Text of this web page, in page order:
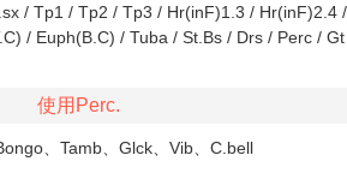
/ Tp1 / Tp2 / Tp3 / Hr(inF)1.3 / Hr(inF)2.4 /
/ Euph(B.C) / Tuba / St.Bs / Drs / Perc / Gt
使用Perc.
、Tamb、Glck、Vib、C.bell